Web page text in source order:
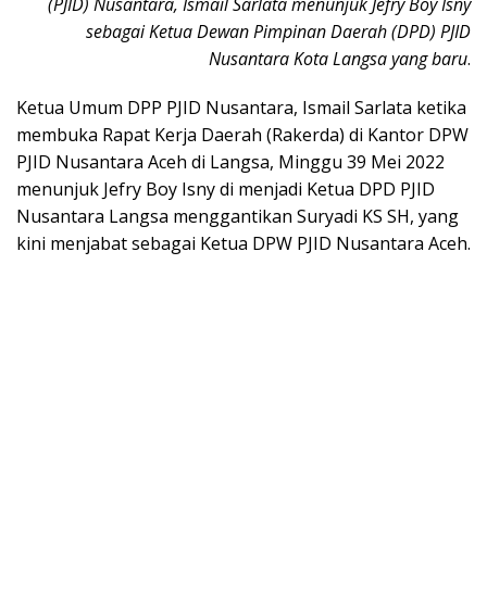
sebagai Ketua Dewan Pimpinan Daerah (DPD) PJID
Nusantara Kota Langsa yang baru.
Ketua Umum DPP PJID Nusantara, Ismail Sarlata ketika
membuka Rapat Kerja Daerah (Rakerda) di Kantor DPW
PJID Nusantara Aceh di Langsa, Minggu 39 Mei 2022
menunjuk Jefry Boy Isny di menjadi Ketua DPD PJID
Nusantara Langsa menggantikan Suryadi KS SH, yang
kini menjabat sebagai Ketua DPW PJID Nusantara Aceh.